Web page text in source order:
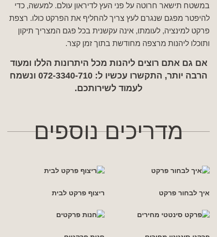
במשטח תישאר חרוטה על פני העץ לדיראון עולם. למעשה, כדי
להיפטר מפגם שנגרם לעץ צריך להחליף את הפרקט כולו. רצפת
פרקט למינציה, לעומתו, אינה עקשנית בכל פגם המצריך תיקון
ותוכלו ליהנות מרצפה מחודשת בתוך זמן קצר.
אם גם אתם רוצים ליהנות מכל היתרונות הללו ומעוד
הרבה יותר, התקשרו עכשיו ל: 072-3340-710 ונשמח
לעמוד לשירותכם.
מדריכים נוספים
איך לבחור פרקט ריצוף פרקט לבית